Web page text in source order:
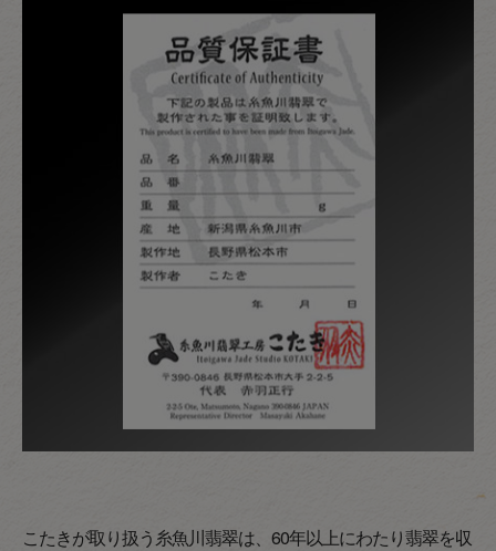
こたきが取り扱う糸魚川翡翠は、60年以上にわたり翡翠を収